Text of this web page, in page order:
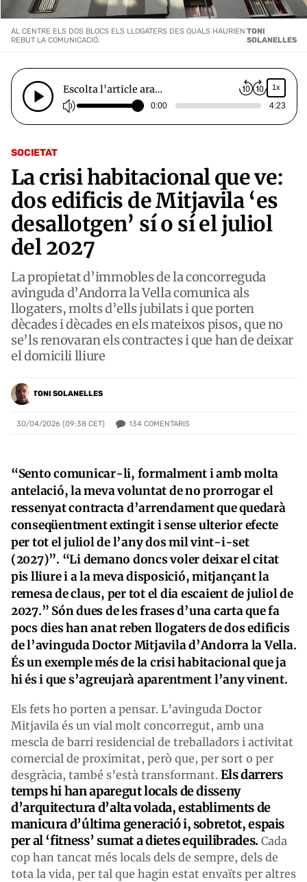
SOCIETAT
La crisi habitacional que ve:
dos edificis de Mitjavila ‘es
desallotgen’ sí o sí el juliol
del 2027
La propietat d’immobles de la concorreguda
avinguda d’Andorra la Vella comunica als
llogaters, molts d’ells jubilats i que porten
dècades i dècades en els mateixos pisos, que no
se’ls renovaran els contractes i que han de deixar
el domicili lliure
TONI SOLANELLES
30/04/2026 (09:38 CET) 134 COMENTARIS
AL CENTRE ELS DOS BLOCS ELS LLOGATERS DES QUALS HAURIEN
REBUT LA COMUNICACIÓ.
TONI
SOLANELLES
Escolta l'article ara… 1x
0:00 4:23
“Sento comunicar-li, formalment i amb molta
antelació, la meva voluntat de no prorrogar el
ressenyat contracta d’arrendament que quedarà
conseqüentment extingit i sense ulterior efecte
per tot el juliol de l’any dos mil vint-i-set
(2027)”. “Li demano doncs voler deixar el citat
pis lliure i a la meva disposició, mitjançant la
remesa de claus, per tot el dia escaient de juliol de
2027.” Són dues de les frases d’una carta que fa
pocs dies han anat reben llogaters de dos edificis
de l’avinguda Doctor Mitjavila d’Andorra la Vella.
És un exemple més de la crisi habitacional que ja
hi és i que s’agreujarà aparentment l’any vinent.
Els fets ho porten a pensar. L’avinguda Doctor
Mitjavila és un vial molt concorregut, amb una
mescla de barri residencial de treballadors i activitat
comercial de proximitat, però que, per sort o per
desgràcia, també s’està transformant. Els darrers
temps hi han aparegut locals de disseny
d’arquitectura d’alta volada, establiments de
manicura d’última generació i, sobretot, espais
per al ‘fitness’ sumat a dietes equilibrades.Cada
cop han tancat més locals dels de sempre, dels de
tota la vida, per tal que hagin estat envaïts per altres